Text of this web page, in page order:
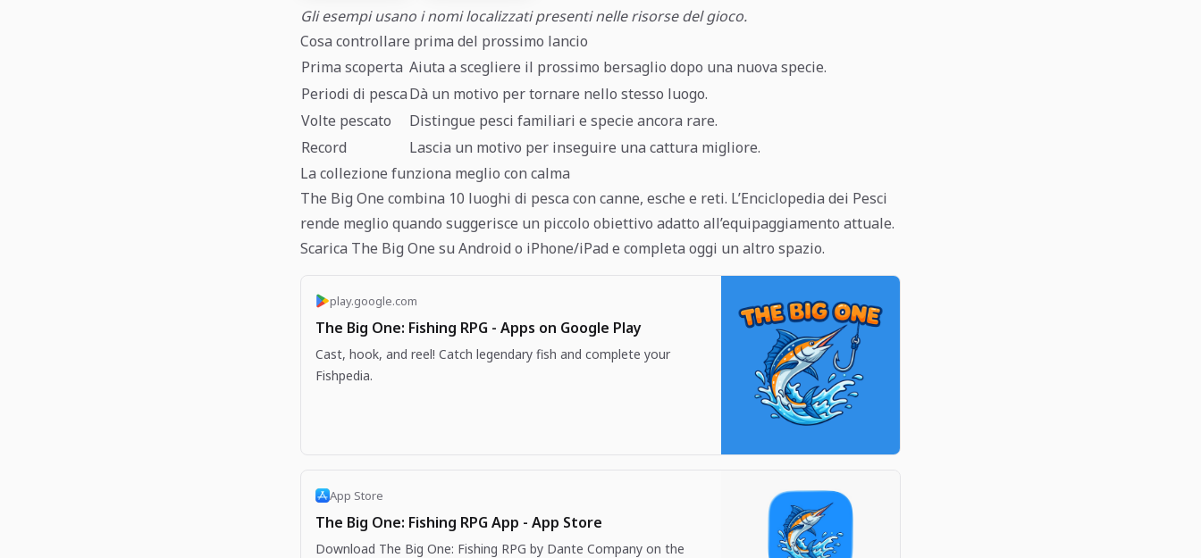
Gli esempi usano i nomi localizzati presenti nelle risorse del gioco.
Cosa controllare prima del prossimo lancio
Prima scoperta Aiuta a scegliere il prossimo bersaglio dopo una nuova specie.
Periodi di pescaDà un motivo per tornare nello stesso luogo.
Volte pescato
Distingue pesci familiari e specie ancora rare.
Record
Lascia un motivo per inseguire una cattura migliore.
La collezione funziona meglio con calma
The Big One combina 10 luoghi di pesca con canne, esche e reti. L’Enciclopedia dei Pesci
rende meglio quando suggerisce un piccolo obiettivo adatto all’equipaggiamento attuale.
Scarica The Big One su Android o iPhone/iPad e completa oggi un altro spazio.
play.google.com
The Big One: Fishing RPG - Apps on Google Play
Cast, hook, and reel! Catch legendary fish and complete your
Fishpedia.
App Store
The Big One: Fishing RPG App - App Store
Download The Big One: Fishing RPG by Dante Company on the